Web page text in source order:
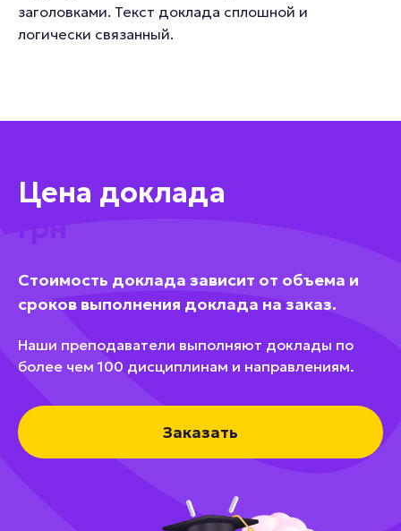
заголовками. Текст доклада сплошной и
логически связанный.
Цена доклада
Стоимость доклада зависит от объема и
сроков выполнения доклада на заказ.
Наши преподаватели выполняют доклады по
более чем 100 дисциплинам и направлениям.
Заказать